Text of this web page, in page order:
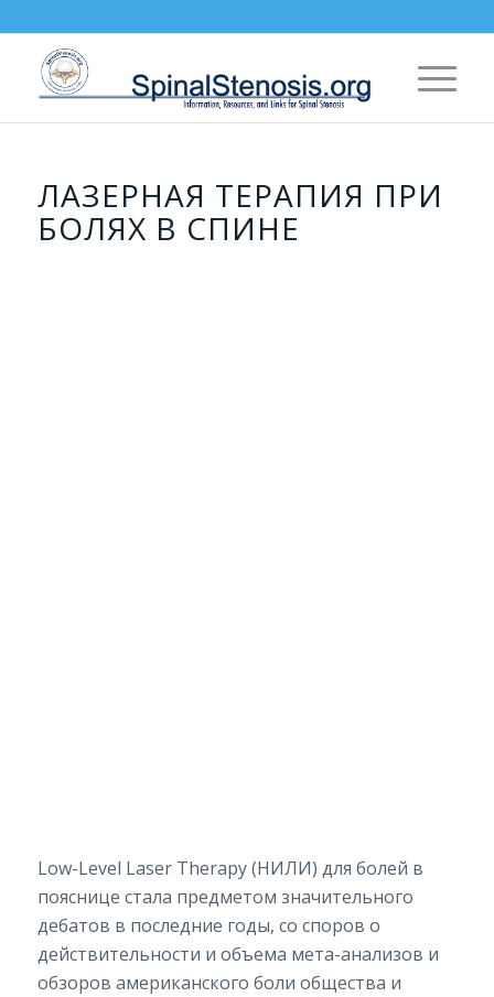
ЛАЗЕРНАЯ ТЕРАПИЯ ПРИ
БОЛЯХ В СПИНЕ
Low-Level Laser Therapy (НИЛИ) для болей в
пояснице стала предметом значительного
дебатов в последние годы, со споров о
действительности и объема мета-анализов и
обзоров американского боли общества и